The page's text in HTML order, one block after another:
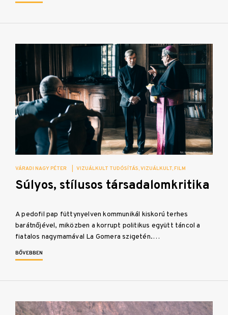
VÁRADI NAGY PÉTER VIZUÁLKULT TUDÓSÍTÁS VIZUÁLKULT FILM
Súlyos, stílusos társadalomkritika
A pedofil pap füttynyelven kommunikál kiskorú terhes
barátnőjével, miközben a korrupt politikus együtt táncol a
fiatalos nagymamával La Gomera szigetén.…
BŐVEBBEN